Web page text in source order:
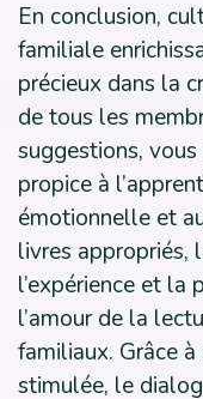
En conclusion,
familiale
précieux dans la
de tous les
suggestions,
propice à
émotionnelle et
livres appropriés,
l’expérience et
l’amour de la
familiaux. Grâce
stimulée, le